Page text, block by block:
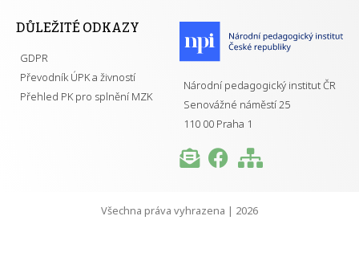
DŮLEŽITÉ ODKAZY
GDPR
Převodník ÚPK a živností
Přehled PK pro splnění MZK
Národní pedagogický institut ČR
Senovážné náměstí 25
110 00 Praha 1
Všechna práva vyhrazena | 2026